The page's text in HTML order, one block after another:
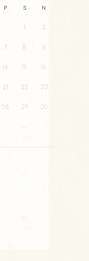
P S N
2
7 8 9
14 15 16
21 22 23
28 29 30